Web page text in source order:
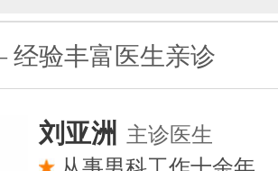
经验丰富医生亲诊
刘亚洲 主诊医生